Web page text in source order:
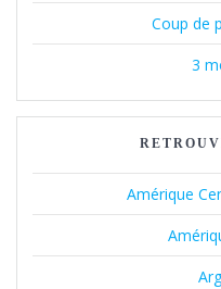
Coup de
3
Amérique